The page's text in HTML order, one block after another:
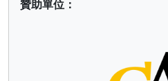
贊助單位：